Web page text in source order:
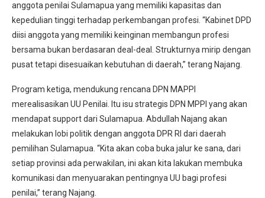
anggota penilai Sulamapua yang memiliki kapasitas dan
kepedulian tinggi terhadap perkembangan profesi. “Kabinet DPD
diisi anggota yang memiliki keinginan membangun profesi
bersama bukan berdasaran deal-deal. Strukturnya mirip dengan
pusat tetapi disesuaikan kebutuhan di daerah,” terang Najang.
Program ketiga, mendukung rencana DPN MAPPI
merealisasikan UU Penilai. Itu isu strategis DPN MPPI yang akan
mendapat support dari Sulamapua. Abdullah Najang akan
melakukan lobi politik dengan anggota DPR RI dari daerah
pemilihan Sulamapua. “Kita akan coba buka jalur ke sana, dari
setiap provinsi ada perwakilan, ini akan kita lakukan membuka
komunikasi dan menyuarakan pentingnya UU bagi profesi
penilai,” terang Najang.